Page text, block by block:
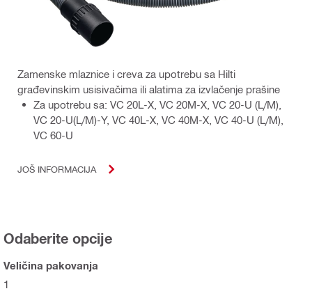
Zamenske mlaznice i creva za upotrebu sa Hilti
građevinskim usisivačima ili alatima za izvlačenje prašine
Za upotrebu sa: VC 20L-X, VC 20M-X, VC 20-U (L/M),
VC 20-U(L/M)-Y, VC 40L-X, VC 40M-X, VC 40-U (L/M),
VC 60-U
JOŠ INFORMACIJA
Odaberite opcije
Veličina pakovanja
1